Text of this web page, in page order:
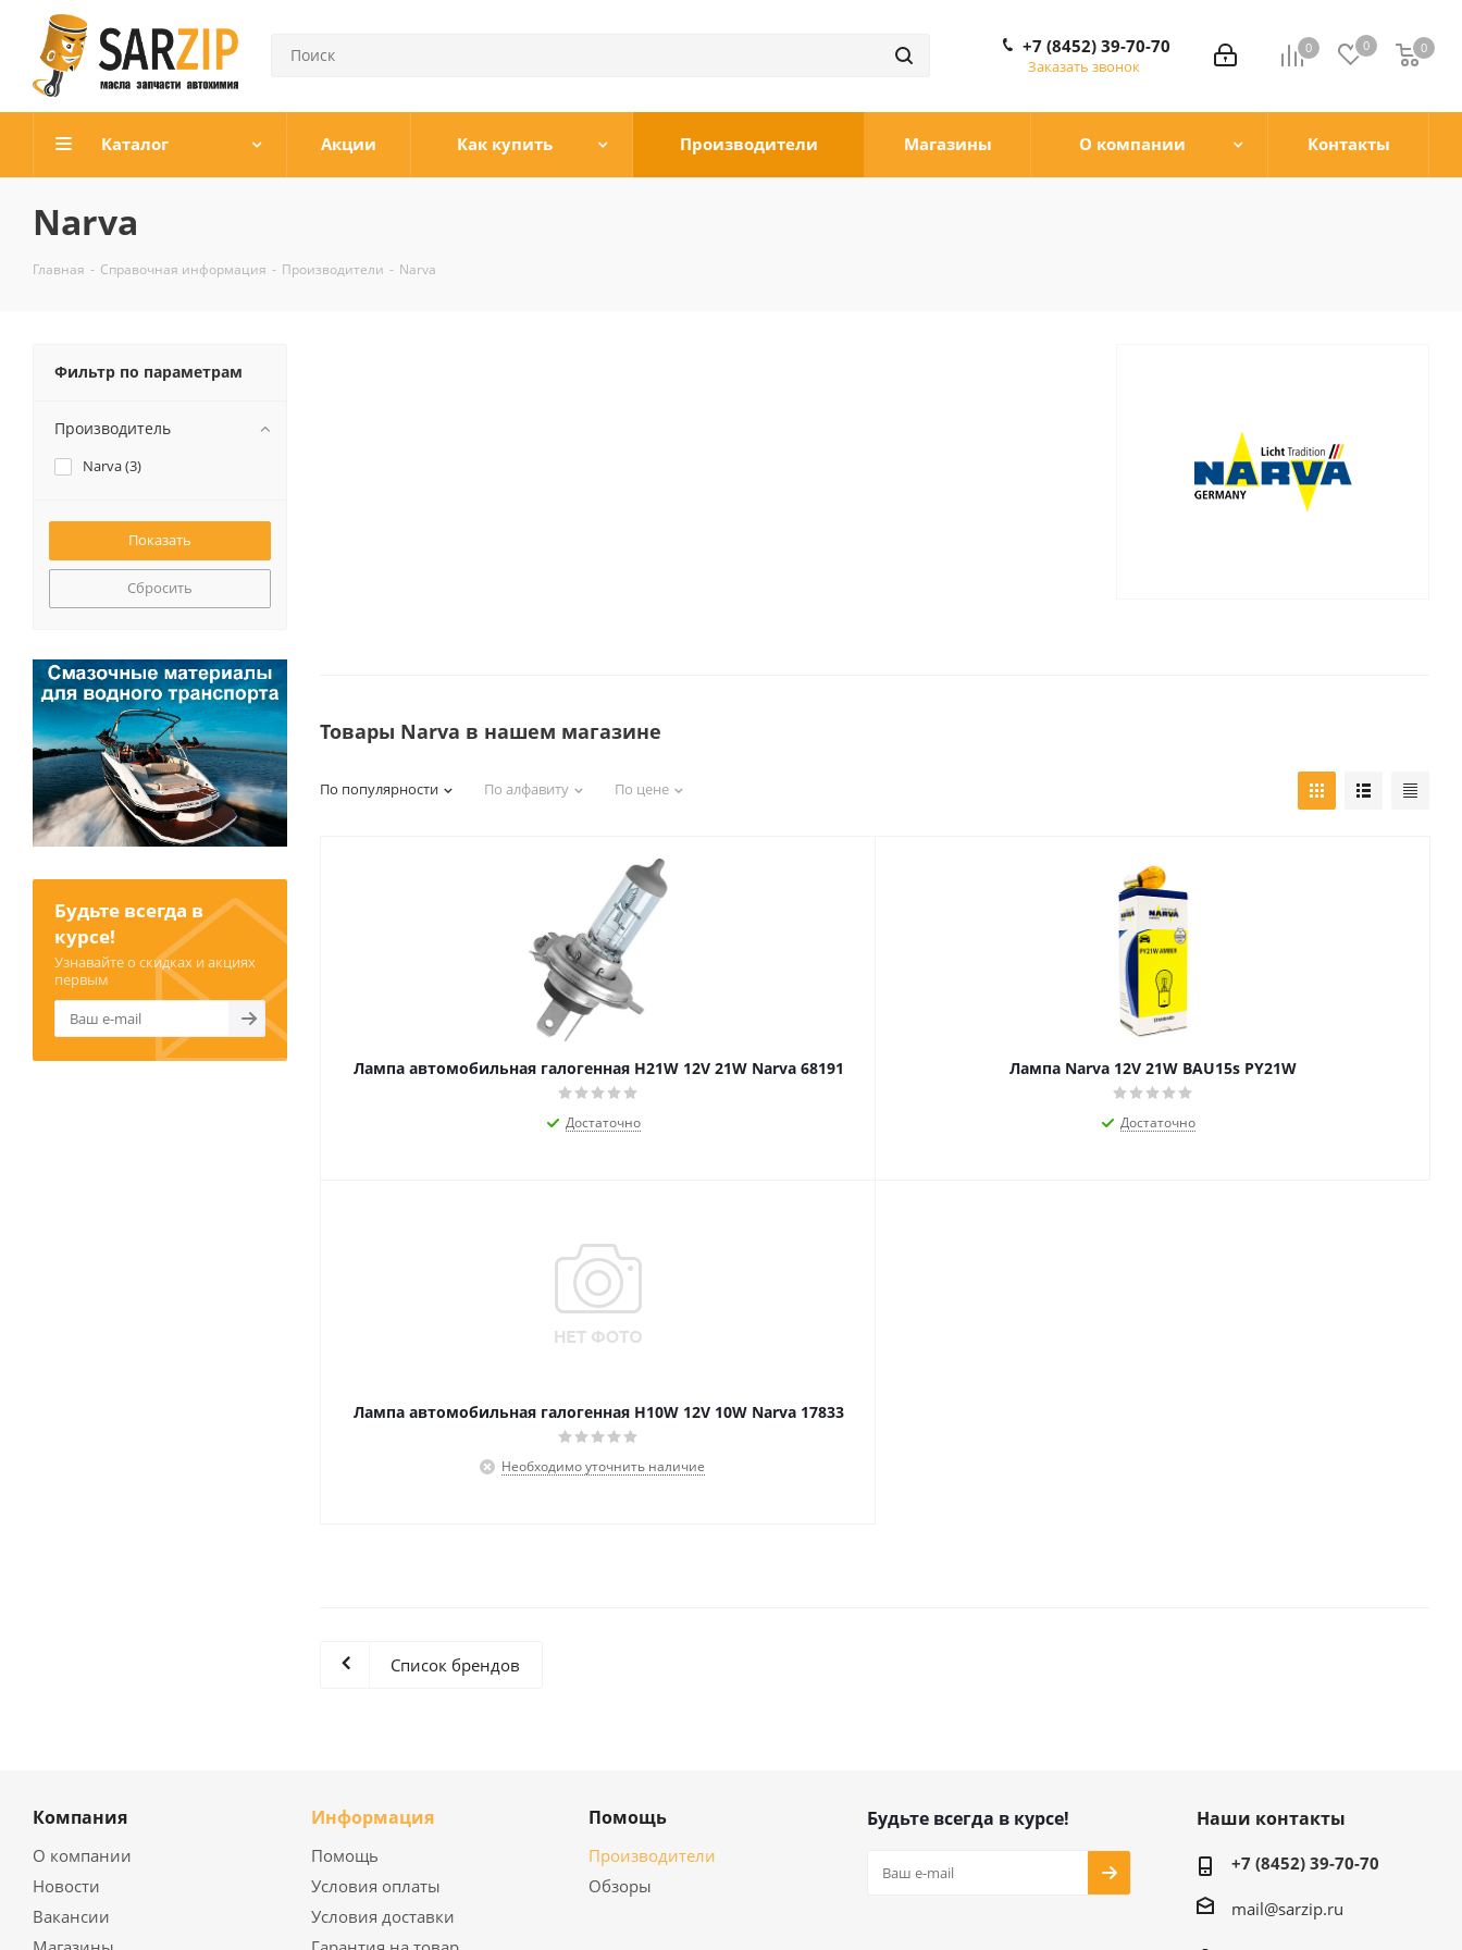
0 0 0
0
+7 (8452) 39-70-70
Заказать звонок
Каталог Акции Как купить Производители Магазины О компании Контакты
Narva
Главная - Справочная информация - Производители - Narva
Товары Narva в нашем магазине
По популярности По алфавиту По цене
Лампа автомобильная галогенная H21W 12V 21W Narva 68191
Достаточно
Лампа Narva 12V 21W BAU15s PY21W
Достаточно
Лампа автомобильная галогенная H10W 12V 10W Narva 17833
Необходимо уточнить наличие
Список брендов
Фильтр по параметрам
Производитель
Narva (3)
Сбросить
Будьте всегда в
курсе!
Узнавайте о скидках и акциях
первым
Компания
О компании
Новости
Вакансии
Информация
Помощь
Условия оплаты
Условия доставки
Помощь
Производители
Обзоры
Будьте всегда в курсе! Наши контакты
+7 (8452) 39-70-70
mail@sarzip.ru